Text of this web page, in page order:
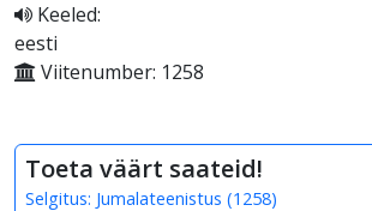
Keeled:
eesti
Viitenumber: 1258
Toeta väärt saateid!
Selgitus: Jumalateenistus (1258)